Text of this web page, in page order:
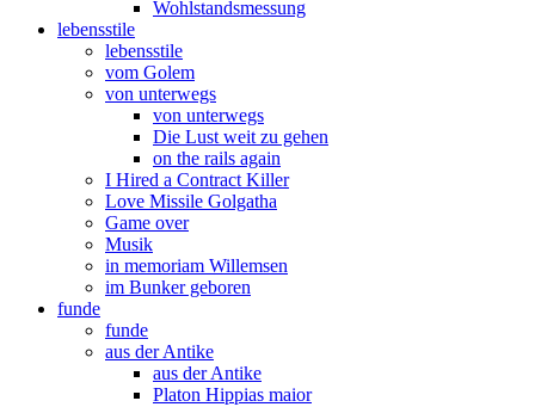
Wohlstandsmessung
lebensstile
lebensstile
vom Golem
von unterwegs
von unterwegs
Die Lust weit zu gehen
on the rails again
I Hired a Contract Killer
Love Missile Golgatha
Game over
Musik
in memoriam Willemsen
im Bunker geboren
funde
funde
aus der Antike
aus der Antike
Platon Hippias maior